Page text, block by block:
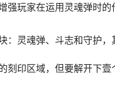
强玩家在运用灵魂弹时
：灵魂弹、斗志和守护，
刻印区域，但要解开下